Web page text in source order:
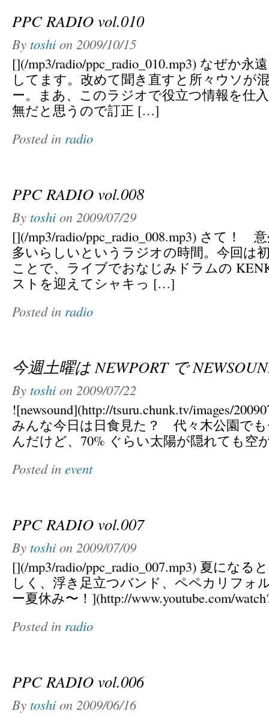
PPC RADIO vol.010
By toshi on 2009/10/15
[](/mp3/radio/ppc_radio_010.mp3) なぜか永
してます。改めて聞き直すと所々ウソが
ー。まあ、このラジオで役立つ情報を仕
無だと思うので訂正 […]
Posted in radio
PPC RADIO vol.008
By toshi on 2009/07/29
[](/mp3/radio/ppc_radio_008.mp3) さて！
多いらしいというラジオの時間。今回は
ことで、ライブでおなじみドラムの
ストを迎えてシャキっ […]
Posted in radio
今週土曜は NEWPORT で
By toshi on 2009/07/22
![newsound](http://tsuru.chunk.tv/images/
みんな今日は日食見た？ 代々木公園で
んだけど、70% ぐらい太陽が隠れても空
Posted in event
PPC RADIO vol.007
By toshi on 2009/07/09
[](/mp3/radio/ppc_radio_007.mp3) 夏になる
しく、浮き足立つバンド、ペペカリフォ
ー夏休み〜！](http://www.youtube.com/
Posted in radio
PPC RADIO vol.006
By toshi on 2009/06/16